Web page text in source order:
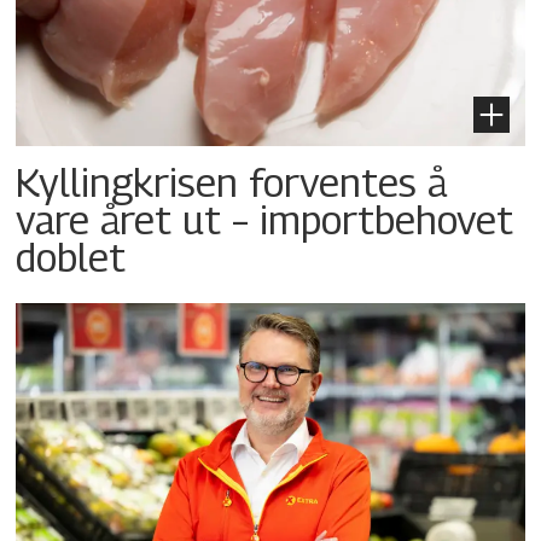
Kyllingkrisen forventes å
vare året ut – importbehovet
doblet